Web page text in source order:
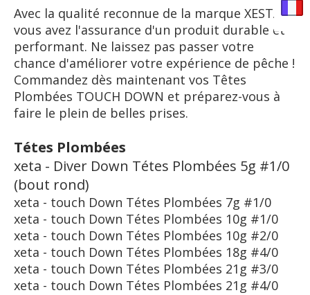
Avec la qualité reconnue de la marque XESTA,
vous avez l'assurance d'un produit durable et
performant. Ne laissez pas passer votre
chance d'améliorer votre expérience de pêche !
Commandez dès maintenant vos Têtes
Plombées TOUCH DOWN et préparez-vous à
faire le plein de belles prises.
Tétes Plombées
xeta - Diver Down Tétes Plombées 5g #1/0
(bout rond)
xeta - touch Down Tétes Plombées 7g #1/0
xeta - touch Down Tétes Plombées 10g #1/0
xeta - touch Down Tétes Plombées 10g #2/0
xeta - touch Down Tétes Plombées 18g #4/0
xeta - touch Down Tétes Plombées 21g #3/0
xeta - touch Down Tétes Plombées 21g #4/0